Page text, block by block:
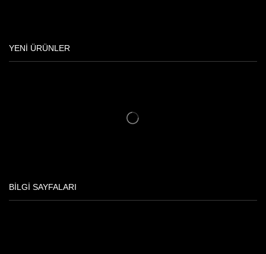
YENİ ÜRÜNLER
BILGI SAYFALARI